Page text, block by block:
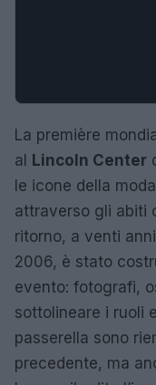
La première
al Lincoln Center
le icone della
attraverso gli abiti
ritorno, a venti
2006, è stato
evento: fotografi,
sottolineare i ruoli
passerella sono
precedente, ma